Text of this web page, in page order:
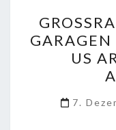
ARAGEN
S
7.